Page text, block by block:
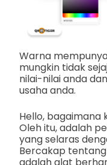
Warna
mungkin tidak
nilai-nilai anda
usaha anda.
Hello, bagaimana
Oleh itu, adalah
yang selaras
Bercakap
adalah alat